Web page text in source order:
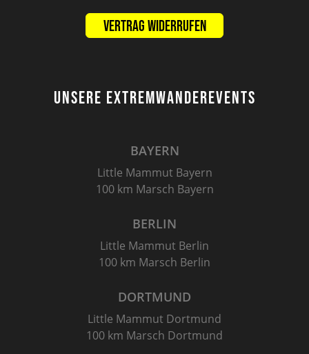
Vertrag widerrufen
UNSERE EXTREMWANDEREVENTS
BAYERN
Little Mammut Bayern
100 km Marsch Bayern
BERLIN
Little Mammut Berlin
100 km Marsch Berlin
DORTMUND
Little Mammut Dortmund
100 km Marsch Dortmund